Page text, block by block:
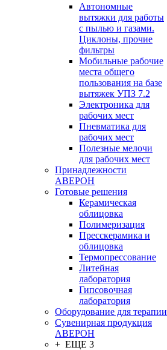
Автономные
вытяжки для работы
с пылью и газами.
Циклоны, прочие
фильтры
Мобильные рабочие
места общего
пользования на базе
вытяжек УПЗ 7.2
Электроника для
рабочих мест
Пневматика для
рабочих мест
Полезные мелочи
для рабочих мест
Принадлежности
АВЕРОН
Готовые решения
Керамическая
облицовка
Полимеризация
Пресскерамика и
облицовка
Термопрессование
Литейная
лаборатория
Гипсовочная
лаборатория
Оборудование для терапии
Сувенирная продукция
АВЕРОН
+ ЕЩЕ 3